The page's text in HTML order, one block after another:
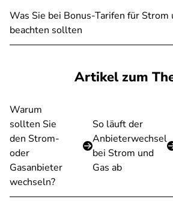
Was Sie bei Bonus-Tarifen für Strom
beachten sollten
Artikel zum
Warum
sollten Sie
den Strom-
oder
Gasanbieter
wechseln?
So läuft der
Anbieterwechsel
bei Strom und
Gas ab